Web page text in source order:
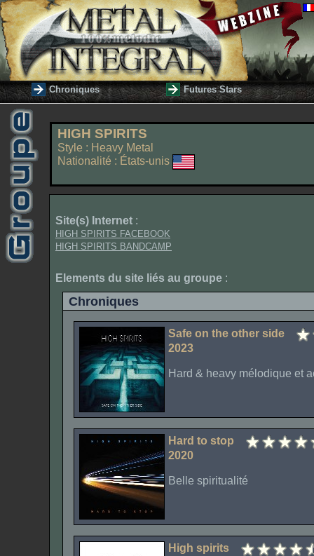
Chroniques Futures Stars
HIGH SPIRITS
Style : Heavy Metal
Nationalité : États-unis
Site(s) Internet :
HIGH SPIRITS FACEBOOK
HIGH SPIRITS BANDCAMP
Elements du site liés au groupe :
Chroniques
Safe on the other side
2023
Hard & heavy mélodique et
Hard to stop
2020
Belle spiritualité
High spirits